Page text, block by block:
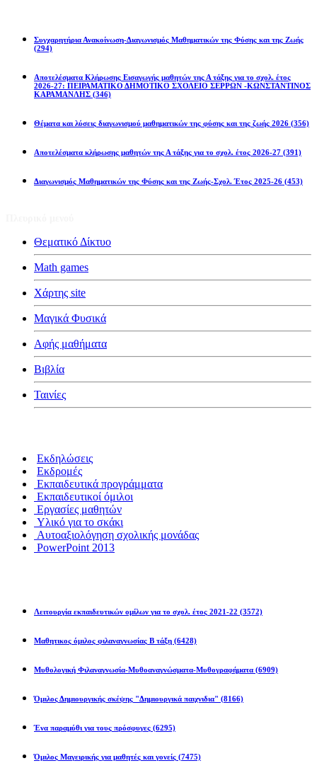
Συγχαρητήρια Ανακοίνωση-Διαγωνισμός Μαθηματικών της Φύσης και της Ζωής
(294)
Αποτελέσματα Κλήρωσης Εισαγωγής μαθητών της Α τάξης για το σχολ. έτος
2026-27: ΠΕΙΡΑΜΑΤΙΚΟ ΔΗΜΟΤΙΚΟ ΣΧΟΛΕΙΟ ΣΕΡΡΩΝ -ΚΩΝΣΤΑΝΤΙΝΟΣ
ΚΑΡΑΜΑΝΛΗΣ (346)
Θέματα και λύσεις διαγωνισμού μαθηματικών της φύσης και της ζωής 2026 (356)
Αποτελέσματα κλήρωσης μαθητών της Α τάξης για το σχολ. έτος 2026-27 (391)
Διαγωνισμός Μαθηματικών της Φύσης και της Ζωής-Σχολ. Έτος 2025-26 (453)
Θεματικό Δίκτυο
Math games
Χάρτης site
Μαγικά Φυσικά
Αφής μαθήματα
Βιβλία
Ταινίες
Εκδηλώσεις
Εκδρομές
Εκπαιδευτικά προγράμματα
Εκπαιδευτικοί όμιλοι
Εργασίες μαθητών
Υλικό για το σκάκι
Αυτοαξιολόγηση σχολικής μονάδας
PowerPoint 2013
Λειτουργία εκπαιδευτικών ομίλων για το σχολ. έτος 2021-22 (3572)
Μαθητικος όμιλος φιλαναγνωσίας Β τάξη (6428)
Μυθολογική Φιλαναγνωσία-Μυθοαναγνώσματα-Μυθογραφήματα (6909)
Όμιλος Δημιουργικής σκέψης "Δημιουργικά παιχνιδια" (8166)
Ένα παραμύθι για τους πρόσφυγες (6295)
Όμιλος Μαγειρικής για μαθητές και γονείς (7475)